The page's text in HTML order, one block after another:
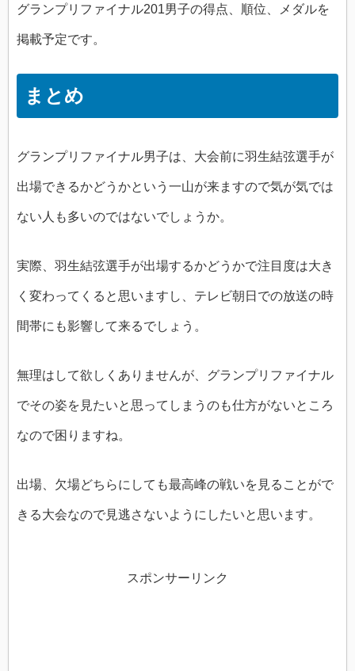
グランプリファイナル201男子の得点、順位、メダルを
掲載予定です。
まとめ
グランプリファイナル男子は、大会前に羽生結弦選手が
出場できるかどうかという一山が来ますので気が気では
ない人も多いのではないでしょうか。
実際、羽生結弦選手が出場するかどうかで注目度は大き
く変わってくると思いますし、テレビ朝日での放送の時
間帯にも影響して来るでしょう。
無理はして欲しくありませんが、グランプリファイナル
でその姿を見たいと思ってしまうのも仕方がないところ
なので困りますね。
出場、欠場どちらにしても最高峰の戦いを見ることがで
きる大会なので見逃さないようにしたいと思います。
スポンサーリンク